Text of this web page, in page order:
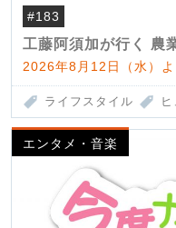
#183
工藤阿須加が行く 農
2026年8月12日（水）
ライフスタイル
エンタメ・音楽